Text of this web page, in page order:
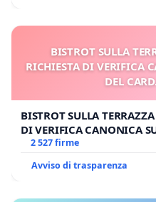
BISTROT SULLA
RICHIESTA DI VERIFICA
DEL
BISTROT SULLA
DI VERIFICA CANONICA
GAMBETTI
2 527 firme
Avviso di trasparenza